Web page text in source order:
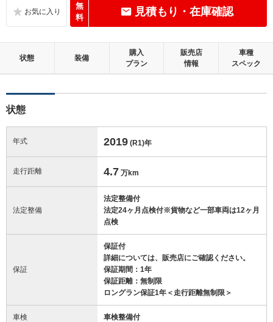
無
料
見積もり・在庫確認
状態 装備
購入
プラン
販売店
情報
車種
スペック
状態
年式 2019 (R1)年
走行距離 4.7 万km
法定整備
法定整備付
法定24ヶ月点検付※貨物など一部車両は12ヶ月
点検
保証
保証付
詳細については、販売店にご確認ください。
保証期間：1年
保証距離：無制限
ロングラン保証1年＜走行距離無制限＞
車検 車検整備付